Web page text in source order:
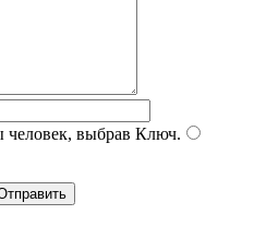
выбрав Ключ.